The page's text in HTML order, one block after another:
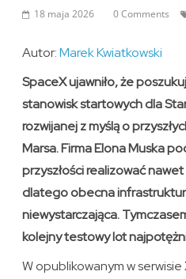
18 maja 2026 0 Comments
Autor:Marek Kwiatkowski
SpaceX ujawniło, że
stanowisk startowych dla
rozwijanej z myślą o
Marsa. Firma Elona Muska
przyszłości realizować
dlatego obecna
niewystarczająca.
kolejny testowy lot
W opublikowanym w